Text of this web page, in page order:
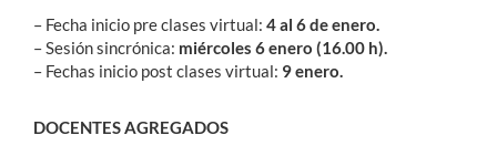
– Fecha inicio pre clases virtual: 4 al 6 de enero.
– Sesión sincrónica: miércoles 6 enero (16.00 h).
– Fechas inicio post clases virtual: 9 enero.
DOCENTES AGREGADOS